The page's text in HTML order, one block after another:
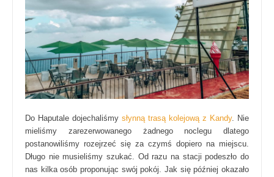
Do Haputale dojechaliśmy słynną trasą kolejową z Kandy. Nie
mieliśmy zarezerwowanego żadnego noclegu dlatego
postanowiliśmy rozejrzeć się za czymś dopiero na miejscu.
Długo nie musieliśmy szukać. Od razu na stacji podeszło do
nas kilka osób proponując swój pokój. Jak się później okazało